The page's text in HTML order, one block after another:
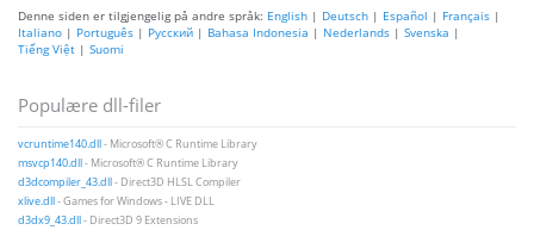
Denne siden er tilgjengelig på andre språk: English | Deutsch | Español | Français |
Italiano | Português | Русский | Bahasa Indonesia | Nederlands | Svenska |
Tiếng Việt | Suomi
Populære dll-filer
vcruntime140.dll- Microsoft® C Runtime Library
msvcp140.dll- Microsoft® C Runtime Library
d3dcompiler_43.dll- Direct3D HLSL Compiler
xlive.dll- Games for Windows - LIVE DLL
d3dx9_43.dll- Direct3D 9 Extensions